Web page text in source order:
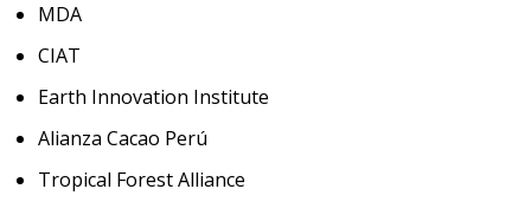
MDA
CIAT
Earth Innovation Institute
Alianza Cacao Perú
Tropical Forest Alliance